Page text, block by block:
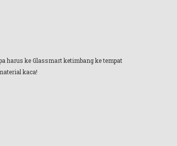
harus ke Glassmart ketimbang ke tempat
kaca!